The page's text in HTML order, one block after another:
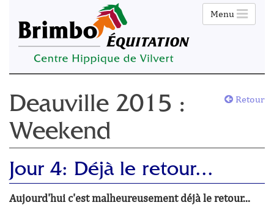
Menu
Retour
Deauville 2015 :
Weekend
Jour 4: Déjà le retour...
Aujourd'hui c'est malheureusement déjà le retour...